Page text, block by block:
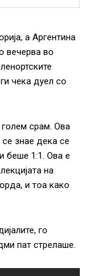
а Аргентина
вечерва во
чека дуел со
срам. Ова
знае дека се
беше 1:1. Ова е
на
и тоа како
го
пат стрелаше.